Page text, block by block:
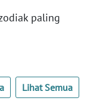
paling
Lihat Semua